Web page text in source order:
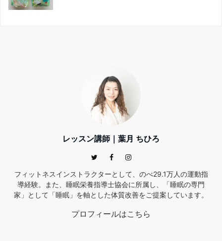
レッスン講師｜葉月 ちひろ
フィットネスインストラクターとして、のべ29.1万人の運動指
導経験。また、睡眠栄養指導士協会に所属し、「睡眠の専門
家」として「睡眠」を軸とした体質改善をご提案しています。
プロフィールはこちら